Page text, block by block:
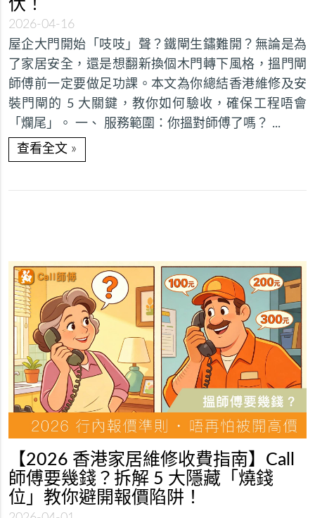
伏！
2026-04-16
屋企大門開始「吱吱」聲？鐵閘生鏽難開？無論是為
了家居安全，還是想翻新換個木門轉下風格，搵門閘
師傅前一定要做足功課。本文為你總結香港維修及安
裝門閘的 5 大關鍵，教你如何驗收，確保工程唔會
「爛尾」。 一、 服務範圍：你搵對師傅了嗎？ ...
查看全文 »
【2026 香港家居維修收費指南】Call
師傅要幾錢？拆解 5 大隱藏「燒錢
位」教你避開報價陷阱！